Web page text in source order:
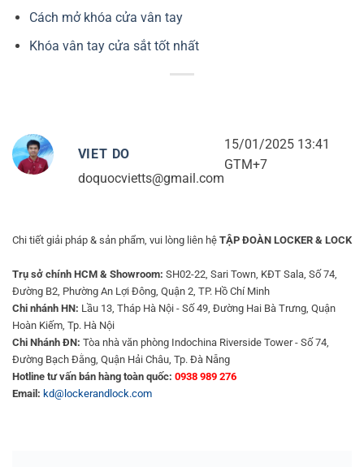
Cách mở khóa cửa vân tay
Khóa vân tay cửa sắt tốt nhất
VIET DO
doquocvietts@gmail.com
15/01/2025 13:41
GTM+7
Chi tiết giải pháp & sản phẩm, vui lòng liên hệ TẬP ĐOÀN LOCKER & LOCK
Trụ sở chính HCM & Showroom: SH02-22, Sari Town, KĐT Sala, Số 74,
Đường B2, Phường An Lợi Đông, Quận 2, TP. Hồ Chí Minh
Chi nhánh HN: Lầu 13, Tháp Hà Nội - Số 49, Đường Hai Bà Trưng, Quận
Hoàn Kiếm, Tp. Hà Nội
Chi Nhánh ĐN: Tòa nhà văn phòng Indochina Riverside Tower - Số 74,
Đường Bạch Đằng, Quận Hải Châu, Tp. Đà Nẵng
Hotline tư vấn bán hàng toàn quốc: 0938 989 276
Email: kd@lockerandlock.com